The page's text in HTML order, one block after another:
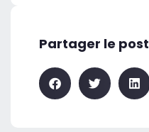
Partager le post